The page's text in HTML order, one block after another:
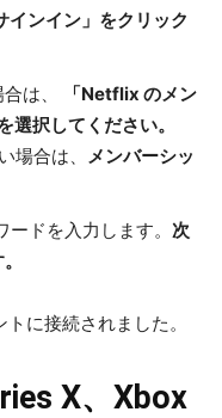
インイン」をクリック
は、
「Netflix のメン
選択してください。
場合は、
メンバーシッ
ドを入力します。 次
に接続されました。
X、Xbox